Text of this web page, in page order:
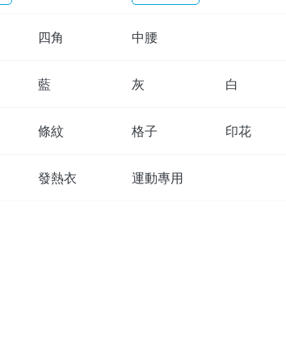
四角 中腰
藍 灰 白
條紋 格子 印花
發熱衣 運動專用